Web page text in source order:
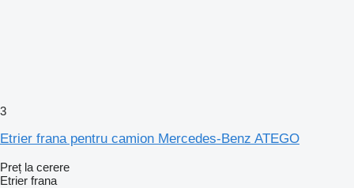
3
Etrier frana pentru camion Mercedes-Benz ATEGO
Preț la cerere
Etrier frana